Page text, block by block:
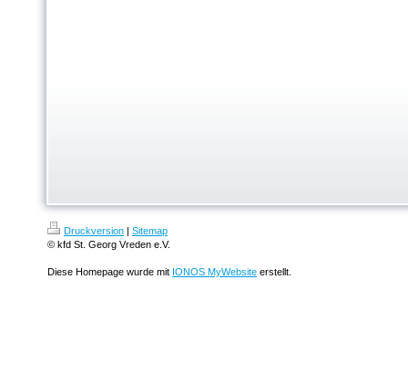
Druckversion | Sitemap
© kfd St. Georg Vreden e.V.
Diese Homepage wurde mit IONOS MyWebsite erstellt.